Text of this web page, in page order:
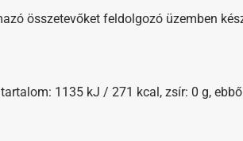
összetevőket feldolgozó üzemben
1135 kJ / 271 kcal, zsír: 0 g,